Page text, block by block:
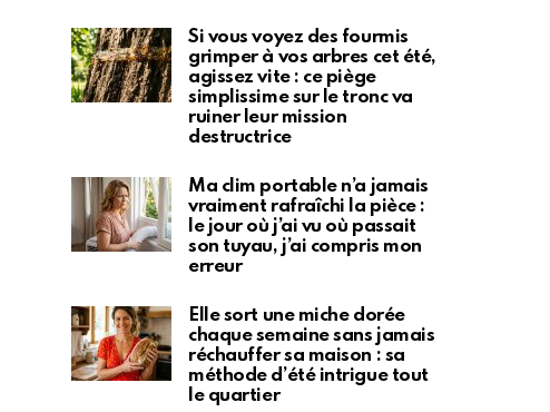
Si vous voyez des fourmis
grimper à vos arbres cet été,
agissez vite : ce piège
simplissime sur le tronc va
ruiner leur mission
destructrice
Ma clim portable n’a jamais
vraiment rafraîchi la pièce :
le jour où j’ai vu où passait
son tuyau, j’ai compris mon
erreur
Elle sort une miche dorée
chaque semaine sans jamais
réchauffer sa maison : sa
méthode d’été intrigue tout
le quartier